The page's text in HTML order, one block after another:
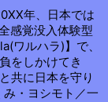
年、日本では
感覚没入体験型
ワルハラ)】で、
をしかけてき
共に日本を守り
・ヨシモト／一